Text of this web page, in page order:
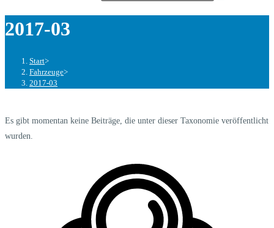
2017-03
Start>
Fahrzeuge>
2017-03
Es gibt momentan keine Beiträge, die unter dieser Taxonomie veröffentlicht
wurden.